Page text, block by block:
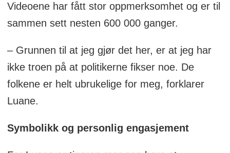
Videoene har fått stor oppmerksomhet og er til
sammen sett nesten 600 000 ganger.
– Grunnen til at jeg gjør det her, er at jeg har
ikke troen på at politikerne fikser noe. De
folkene er helt ubrukelige for meg, forklarer
Luane.
Symbolikk og personlig engasjement